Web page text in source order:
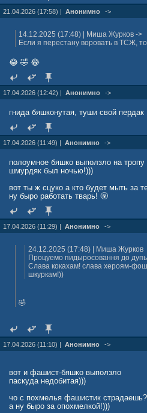
21.04.2026 (17:58) | Анонимно ->
14.12.2025 (17:48) | Миша Журкoв ->
Если я перестану воровать в ТСЖ,
😂 🤣 😂
17.04.2026 (12:42) | Анонимно ->
гнида бяшконутая, туши свой пердак
17.04.2026 (11:49) | Анонимно ->
полоумное бяшко выползло на
шмурдяк был ночью!)))
вот ты ж сцуко а кто будет мыть за
ну быро работать тварь! 🤬
17.04.2026 (11:29) | Анонимно ->
24.12.2025 (17:48) | Миша Журкoв
Процуемо пидыросовання до
Слава кокахам! слава хероям-
шкуркам!))
🤣
17.04.2026 (11:10) | Анонимно ->
вот и фашист-бяшко выползло
паскуда недобитая)))
чо с похмелья фашистик страдаешь?
а ну быро за опохмелкой!)))